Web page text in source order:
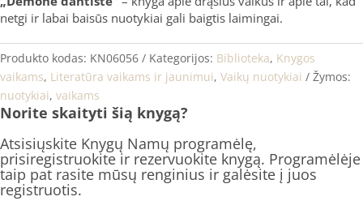
netgi ir labai baisūs nuotykiai gali baigtis laimingai.
Produkto kodas: KN06056 Kategorijos: Biblioteka, Knygos
vaikams, Literatūra vaikams ir jaunimui, Vaikų nuotykiai
Žymos:
nuotykiai, vaikams
Norite skaityti šią knygą?
Atsisiųskite Knygų Namų programėlę,
prisiregistruokite ir rezervuokite knygą. Programėlėje
taip pat rasite mūsų renginius ir galėsite į juos
registruotis.